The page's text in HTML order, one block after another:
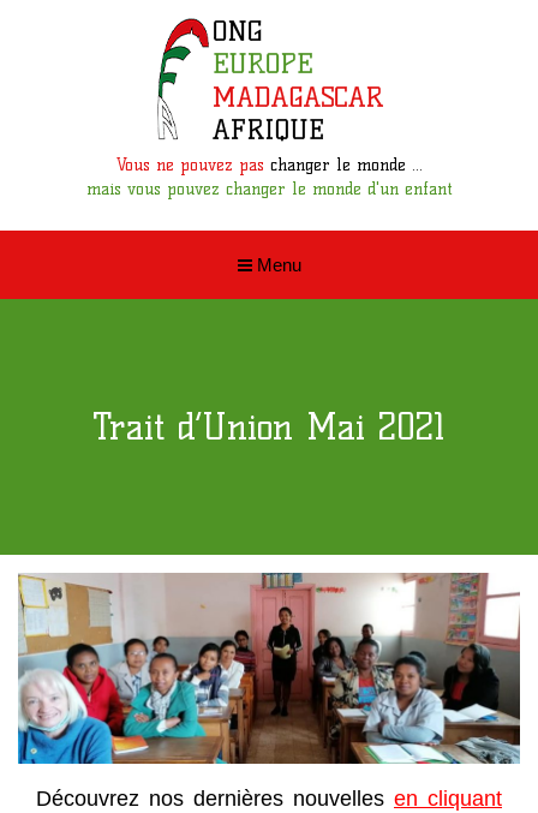
Vous ne pouvez pas changer le monde ...
mais vous pouvez changer le monde d'un enfant
Menu
Trait d’Union Mai 2021
Découvrez nos dernières nouvelles en cliquant